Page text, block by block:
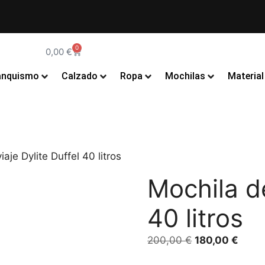
0,00€ 0
Calzado Ropa Mochilas Material
Dylite Duffel 40 litros
Mochila
40 litros
200,00€ 180,00€